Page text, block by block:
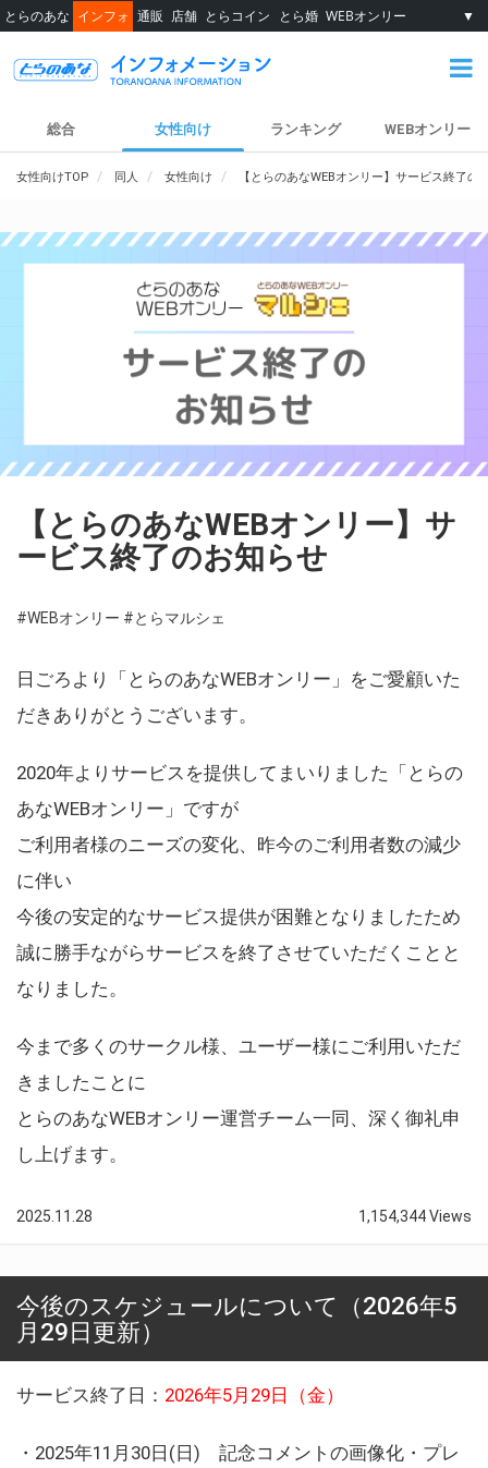
とらのあな インフォ 通販 店舗 とらコイン とら婚 WEBオンリー ▼
総合 女性向け ランキング WEBオンリー
女性向けTOP 同人 女性向け 【とらのあなWEBオンリー】サービス終了の
【とらのあなWEBオンリー】サ
ービス終了のお知らせ
#WEBオンリー #とらマルシェ
日ごろより「とらのあなWEBオンリー」をご愛顧いた
だきありがとうございます。
2020年よりサービスを提供してまいりました「とらの
あなWEBオンリー」ですが
ご利用者様のニーズの変化、昨今のご利用者数の減少
に伴い
今後の安定的なサービス提供が困難となりましたため
誠に勝手ながらサービスを終了させていただくことと
なりました。
今まで多くのサークル様、ユーザー様にご利用いただ
きましたことに
とらのあなWEBオンリー運営チーム一同、深く御礼申
し上げます。
2025.11.28 1,154,344 Views
今後のスケジュールについて（2026年5
月29日更新）
サービス終了日： 2026年5月29日（金）
・2025年11月30日(日) 記念コメントの画像化・プレ